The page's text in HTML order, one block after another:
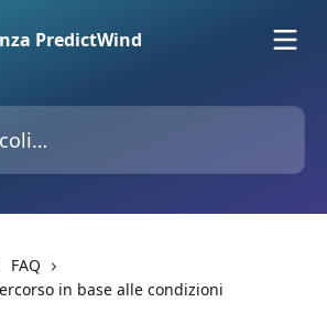
FAQ
in base alle condizioni